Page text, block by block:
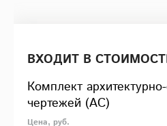
ВХОДИТ В
Комплект
чертежей (АС)